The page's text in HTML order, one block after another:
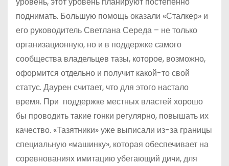
поднимать. Большую помощь оказали «Сталкер» и
его руководитель Светлана Середа – не только
организационную, но и в поддержке самого
сообщества владельцев тазы, которое, возможно,
оформится отдельно и получит какой-то свой
статус. Даурен считает, что для этого настало
время. При поддержке местных властей хорошо
бы проводить такие гонки регулярно, повышать их
качество. «Тазятники» уже выписали из-за границы
специальную «машинку», которая обеспечивает на
соревнованиях имитацию убегающий дичи, для